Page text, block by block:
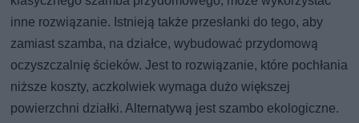
inne rozwiązanie. Istnieją także przesłanki do tego, aby
zamiast szamba, na działce, wybudować przydomową
oczyszczalnię ścieków. Jest to rozwiązanie, które pochłania
niższe koszty, aczkolwiek wymaga dużo większej
powierzchni działki. Alternatywą jest szambo ekologiczne.